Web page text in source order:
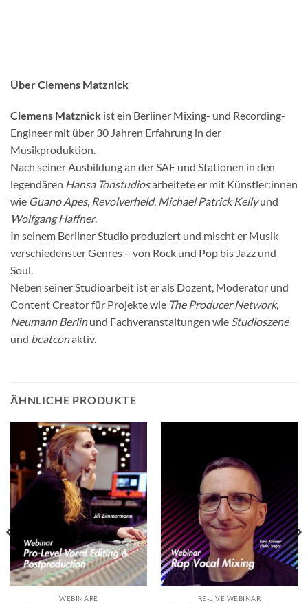
Über Clemens Matznick
Clemens Matznick ist ein Berliner Mixing- und Recording-
Engineer mit über 30 Jahren Erfahrung in der
Musikproduktion.
Nach seiner Ausbildung an der SAE und Stationen in den
legendären Hansa Tonstudiosarbeitete er mit Künstler:innen
wie Guano Apes, Revolverheld, Michael Patrick Kellyund
Wolfgang Haffner.
In seinem Berliner Studio produziert und mischt er Musik
verschiedenster Genres – von Rock und Pop bis Jazz und
Soul.
Neben seiner Studioarbeit ist er als Dozent, Moderator und
Content Creator für Projekte wie The Producer Network,
Neumann Berlinund Fachveranstaltungen wie Studioszene
und beatconaktiv.
ÄHNLICHE PRODUKTE
WEBINARE RE-LIVE WEBINAR